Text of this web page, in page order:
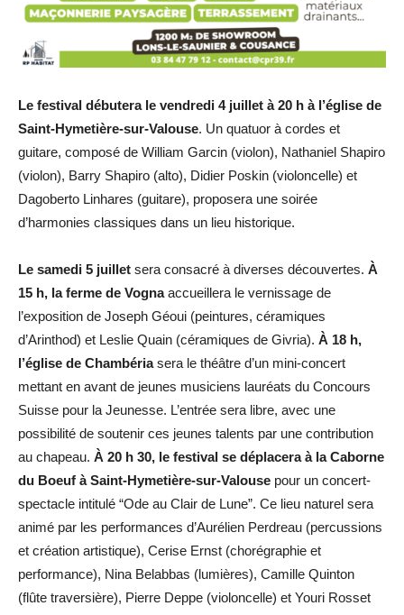
Le festival débutera le vendredi 4 juillet à 20 h à l’église de
Saint-Hymetière-sur-Valouse. Un quatuor à cordes et
guitare, composé de William Garcin (violon), Nathaniel Shapiro
(violon), Barry Shapiro (alto), Didier Poskin (violoncelle) et
Dagoberto Linhares (guitare), proposera une soirée
d’harmonies classiques dans un lieu historique.
Le samedi 5 juillet sera consacré à diverses découvertes. À
15 h, la ferme de Vognaaccueillera le vernissage de
l’exposition de Joseph Géoui (peintures, céramiques
d’Arinthod) et Leslie Quain (céramiques de Givria). À 18 h,
l’église de Chambériasera le théâtre d’un mini-concert
mettant en avant de jeunes musiciens lauréats du Concours
Suisse pour la Jeunesse. L’entrée sera libre, avec une
possibilité de soutenir ces jeunes talents par une contribution
au chapeau. À 20 h 30, le festival se déplacera à la Caborne
du Boeuf à Saint-Hymetière-sur-Valouse pour un concert-
spectacle intitulé “Ode au Clair de Lune”. Ce lieu naturel sera
animé par les performances d’Aurélien Perdreau (percussions
et création artistique), Cerise Ernst (chorégraphie et
performance), Nina Belabbas (lumières), Camille Quinton
(flûte traversière), Pierre Deppe (violoncelle) et Youri Rosset